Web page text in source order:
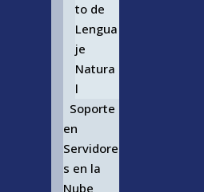
to de
Lengua
je
Natura
l
Soporte
en
Servidore
s en la
Nube